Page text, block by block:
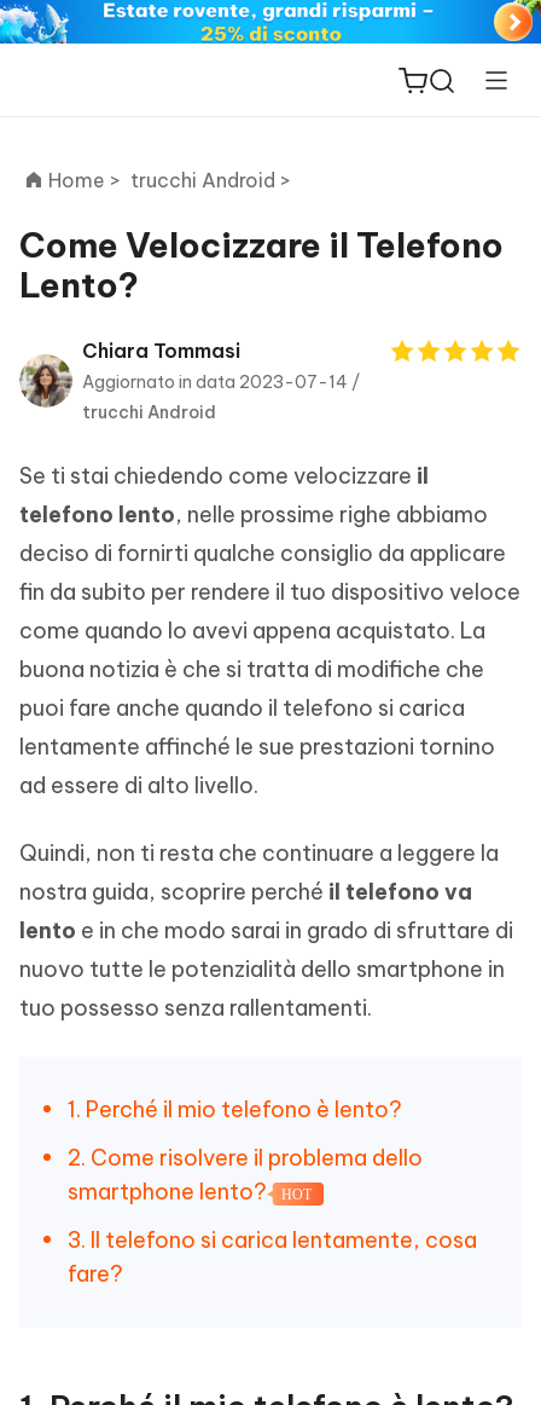
ReiBoot
PDNob
PDF
New
iAnyGo
Home > trucchi Android >
Come Velocizzare il Telefono
Lento?
Chiara Tommasi
Aggiornato in data 2023-07-14 /
trucchi Android
Se ti stai chiedendo come velocizzare il
telefono lento, nelle prossime righe abbiamo
deciso di fornirti qualche consiglio da applicare
fin da subito per rendere il tuo dispositivo veloce
come quando lo avevi appena acquistato. La
buona notizia è che si tratta di modifiche che
puoi fare anche quando il telefono si carica
lentamente affinché le sue prestazioni tornino
ad essere di alto livello.
Quindi, non ti resta che continuare a leggere la
nostra guida, scoprire perché il telefono va
lento e in che modo sarai in grado di sfruttare di
nuovo tutte le potenzialità dello smartphone in
tuo possesso senza rallentamenti.
1. Perché il mio telefono è lento?
2. Come risolvere il problema dello
smartphone lento?
HOT
3. Il telefono si carica lentamente, cosa
fare?